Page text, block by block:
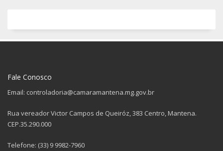
Fale Conosco
Email: controladoria@camaramantena.mg.gov.br
Rua vereador Victor Campos de Queiróz, 383 Centro, Mantena.
CEP.35.290.000
Telefone: (33) 9 9982-7960